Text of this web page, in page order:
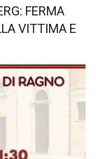
FERMA
VITTIMA E